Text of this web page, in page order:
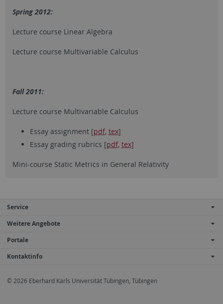
Spring 2012:
Lecture course Linear Algebra
Lecture course Multivariable Calculus
Fall 2011:
Lecture course Multivariable Calculus
Essay assignment [pdf, tex]
Essay grading rubrics [pdf, tex]
Mini-course Static Metrics in General Relativity
Service
Weitere Angebote
Portale
Kontaktinfo
© 2026 Eberhard Karls Universität Tübingen, Tübingen